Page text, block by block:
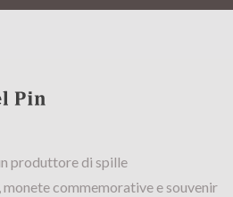
produttore di spille
commemorative e souvenir